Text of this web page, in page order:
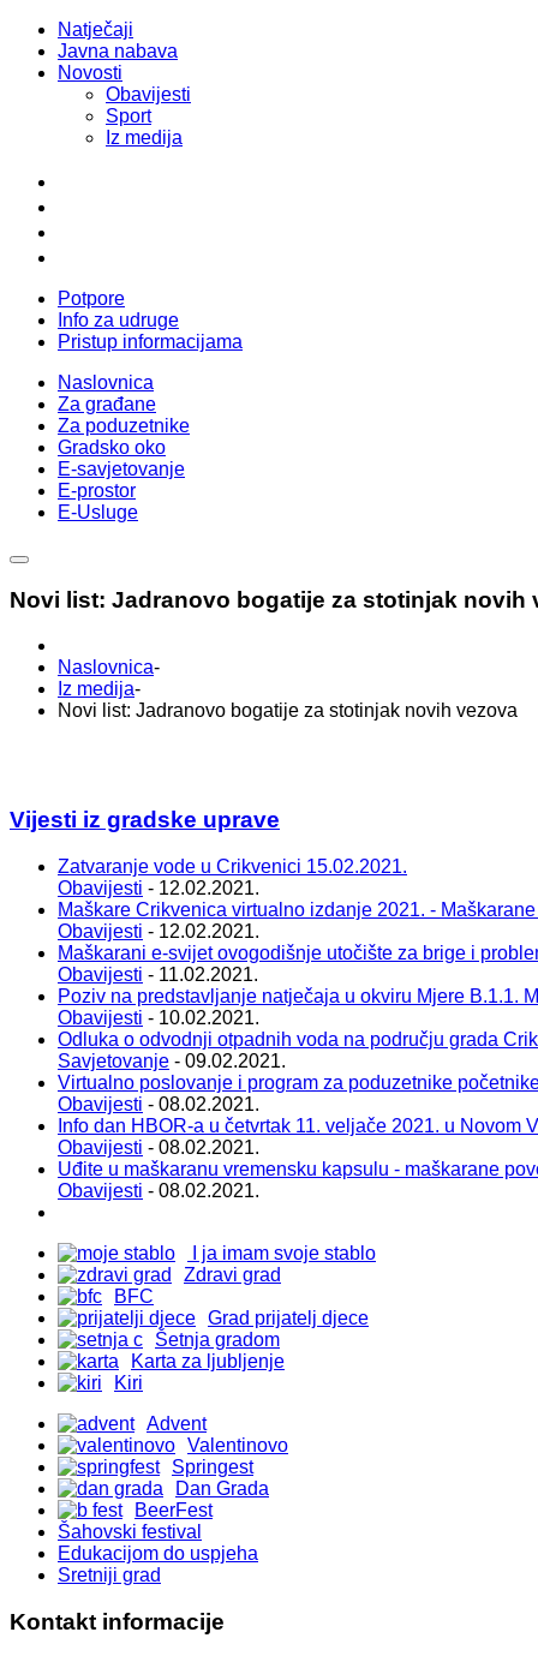
Natječaji
Javna nabava
Novosti
Obavijesti
Sport
Iz medija
Potpore
Info za udruge
Pristup informacijama
Naslovnica
Za građane
Za poduzetnike
Gradsko oko
E-savjetovanje
E-prostor
E-Usluge
Novi list: Jadranovo bogatije za stotinjak novih
Naslovnica-
Iz medija-
Novi list: Jadranovo bogatije za stotinjak novih vezova
Vijesti iz gradske uprave
Zatvaranje vode u Crikvenici 15.02.2021.
Obavijesti - 12.02.2021.
Maškare Crikvenica virtualno izdanje 2021. -
Obavijesti - 12.02.2021.
Maškarani e-svijet ovogodišnje utočište za brige i
Obavijesti - 11.02.2021.
Poziv na predstavljanje natječaja u okviru Mjere B.1.1.
Obavijesti - 10.02.2021.
Odluka o odvodnji otpadnih voda na području grada
Savjetovanje - 09.02.2021.
Virtualno poslovanje i program za poduzetnike
Obavijesti - 08.02.2021.
Info dan HBOR-a u četvrtak 11. veljače 2021. u Novom
Obavijesti - 08.02.2021.
Uđite u maškaranu vremensku kapsulu - maškarane
Obavijesti - 08.02.2021.
I ja imam svoje stablo
Zdravi grad
BFC
Grad prijatelj djece
Šetnja gradom
Karta za ljubljenje
Kiri
Advent
Valentinovo
Springest
Dan Grada
BeerFest
Šahovski festival
Edukacijom do uspjeha
Sretniji grad
Kontakt informacije